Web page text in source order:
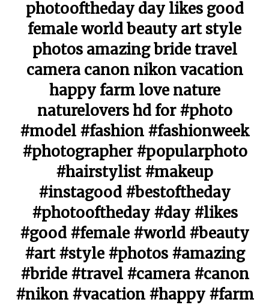
photooftheday day likes good
female world beauty art style
photos amazing bride travel
camera canon nikon vacation
happy farm love nature
naturelovers hd for #photo
#model #fashion #fashionweek
#photographer #popularphoto
#hairstylist #makeup
#instagood #bestoftheday
#photooftheday #day #likes
#good #female #world #beauty
#art #style #photos #amazing
#bride #travel #camera #canon
#nikon #vacation #happy #farm